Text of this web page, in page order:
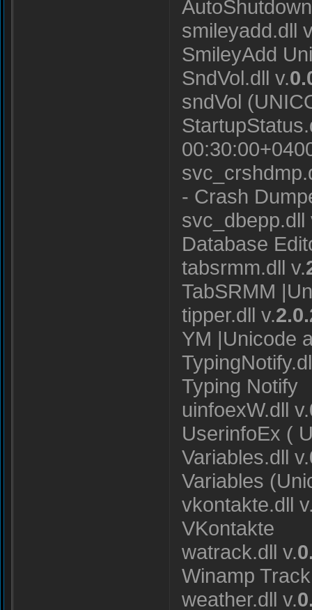
smileyadd.dll
SmileyAdd
SndVol.dll v.
sndVol
- Crash
svc_dbepp.dll
Database
tabsrmm.dll v.
TabSRMM
tipper.dll v.
YM |Unicode
Typing Notify
uinfoexW.dll v.
UserinfoEx (
Variables.dll v.
Variables
vkontakte.dll
VKontakte
watrack.dll v.
Winamp
weather.dll v.